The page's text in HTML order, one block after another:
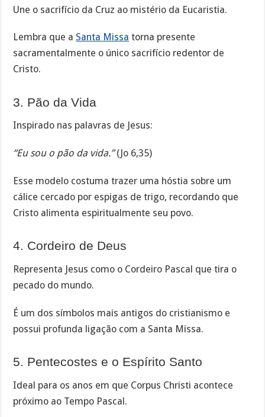
Une o sacrifício da Cruz ao mistério da Eucaristia.
Lembra que a Santa Missa torna presente
sacramentalmente o único sacrifício redentor de
Cristo.
3. Pão da Vida
Inspirado nas palavras de Jesus:
“Eu sou o pão da vida.”(Jo 6,35)
Esse modelo costuma trazer uma hóstia sobre um
cálice cercado por espigas de trigo, recordando que
Cristo alimenta espiritualmente seu povo.
4. Cordeiro de Deus
Representa Jesus como o Cordeiro Pascal que tira o
pecado do mundo.
É um dos símbolos mais antigos do cristianismo e
possui profunda ligação com a Santa Missa.
5. Pentecostes e o Espírito Santo
Ideal para os anos em que Corpus Christi acontece
próximo ao Tempo Pascal.